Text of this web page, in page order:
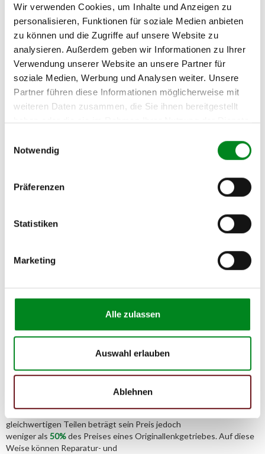
Wir verwenden Cookies, um Inhalte und Anzeigen zu
personalisieren, Funktionen für soziale Medien anbieten
zu können und die Zugriffe auf unsere Website zu
analysieren. Außerdem geben wir Informationen zu Ihrer
Verwendung unserer Website an unsere Partner für
soziale Medien, Werbung und Analysen weiter. Unsere
Partner führen diese Informationen möglicherweise mit
weiteren Daten zusammen, die Sie ihnen bereitgestellt
haben oder die sie im Rahmen Ihrer Nutzung der Dienste
Notwendig
Präferenzen
Statistiken
Marketing
Alle zulassen
Auswahl erlauben
Ablehnen
Passendes Fahrzeug nicht dabei?
Fahrzeug-Suche für AT-Lenkgetriebe »
Oder einfachim Chatnachfragen.
Hersteller/EU Verantwortliche
Person
Hersteller
Adresse:
E-Mail:
02541/8483601
Aufbereitungsprozess unserer
Lenkgetriebe und Servopumpen
Die Qualität und Lebensdauer eines überholten Lenkgetriebes ist
Durch die Verwendung von Originalteilen und qualitativ
gleichwertigen Teilen beträgt sein Preis jedoch
weniger als 50%des Preises eines Originallenkgetriebes. Auf diese
Weise können Reparatur- und